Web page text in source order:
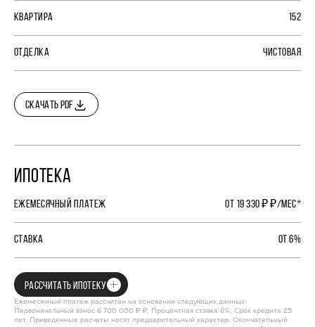
КВАРТИРА 152
ОТДЕЛКА ЧИСТОВАЯ
СКАЧАТЬ PDF
ИПОТЕКА
ЕЖЕМЕСЯЧНЫЙ ПЛАТЕЖ ОТ 19 330 ₽ ₽/МЕС*
СТАВКА ОТ 6%
РАССЧИТАТЬ ИПОТЕКУ
Ежемесячный платеж рассчитан на основании следующих данных:
Первоначальный взнос 6 700 000 ₽ ₽, Процентная ставка 6%, Срок кредита 25
лет. Приведенные расчеты носят предварительный характер. Окончательный